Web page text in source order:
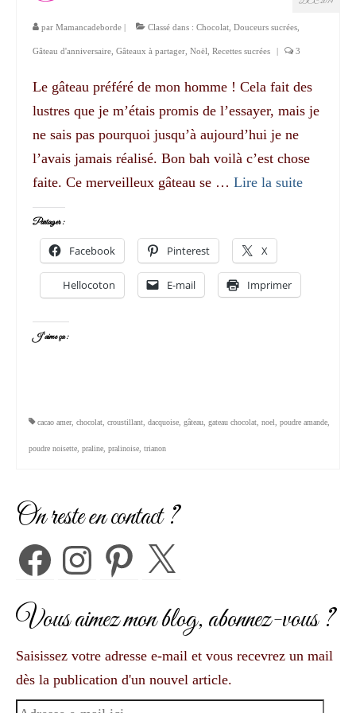
par Mamancadeborde | Classé dans : Chocolat Douceurs sucrées
Gâteau d'anniversaire Gâteaux à partager Noël Recettes sucrées | 3
Le gâteau préféré de mon homme ! Cela fait des
lustres que je m’étais promis de l’essayer, mais je
ne sais pas pourquoi jusqu’à aujourd’hui je ne
l’avais jamais réalisé. Bon bah voilà c’est chose
faite. Ce merveilleux gâteau se … Lire la suite­­
Partager :
Facebook Pinterest X
Hellocoton E-mail Imprimer
J’aime ça :
cacao amer, chocolat croustillant dacquoise gâteau gateau chocolat noel poudre amande
poudre noisette praline pralinoise trianon
On reste en contact ?
FacebookInstagramPinterest X
Vous aimez mon blog, abonnez-vous ?
Saisissez votre adresse e-mail et vous recevrez un mail
dès la publication d'un nouvel article.